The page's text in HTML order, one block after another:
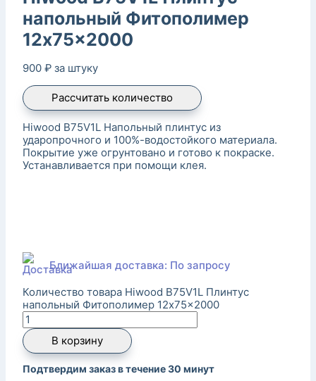
напольный Фитополимер
12x75x2000
900 ₽ за штуку
Рассчитать количество
Hiwood B75V1L Напольный плинтус из
ударопрочного и 100%-водостойкого материала.
Покрытие уже огрунтовано и готово к покраске.
Устанавливается при помощи клея.
Ближайшая доставка: По запросу
Количество товара Hiwood B75V1L Плинтус
напольный Фитополимер 12x75x2000
В корзину
Подтвердим заказ в течение 30 минут